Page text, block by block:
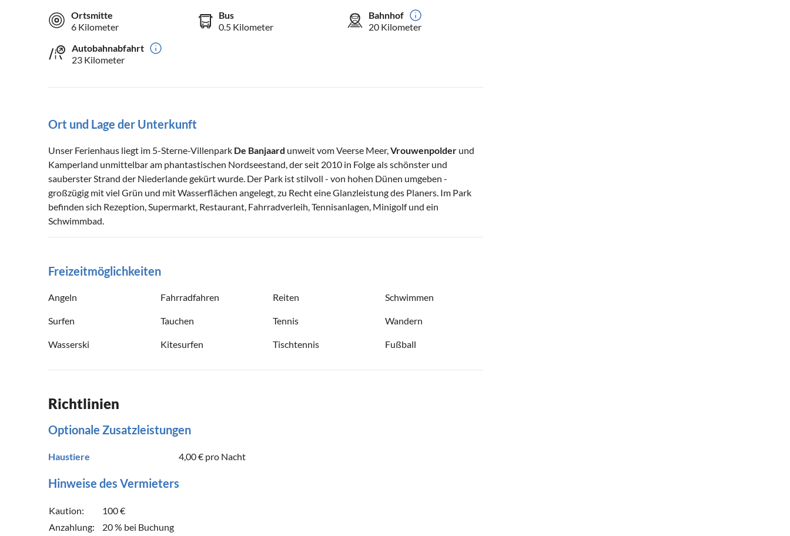
Ortsmitte
6 Kilometer
Bus
0.5 Kilometer
Bahnhof
20 Kilometer
Autobahnabfahrt
23 Kilometer
Ort und Lage der Unterkunft
Unser Ferienhaus liegt im 5-Sterne-Villenpark De Banjaard unweit vom Veerse Meer, Vrouwenpolder und
Kamperland unmittelbar am phantastischen Nordseestand, der seit 2010 in Folge als schönster und
sauberster Strand der Niederlande gekürt wurde. Der Park ist stilvoll - von hohen Dünen umgeben -
großzügig mit viel Grün und mit Wasserflächen angelegt, zu Recht eine Glanzleistung des Planers. Im Park
befinden sich Rezeption, Supermarkt, Restaurant, Fahrradverleih, Tennisanlagen, Minigolf und ein
Schwimmbad.
Freizeitmöglichkeiten
Angeln Fahrradfahren Reiten Schwimmen
Surfen Tauchen Tennis Wandern
Wasserski Kitesurfen Tischtennis Fußball
Richtlinien
Optionale Zusatzleistungen
Haustiere 4,00 € pro Nacht
Hinweise des Vermieters
Kaution:
100 €
Anzahlung:
20 % bei Buchung